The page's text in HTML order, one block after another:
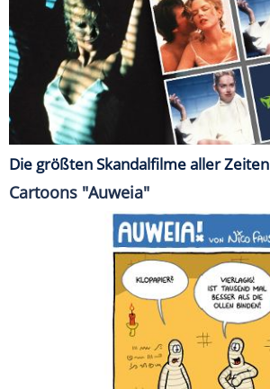
Die größten Skandalfilme aller Zeiten
Cartoons "Auweia"